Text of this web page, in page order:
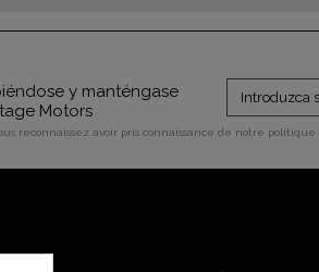
y manténgase
Motors
reconnaissez avoir pris connaissance de notre